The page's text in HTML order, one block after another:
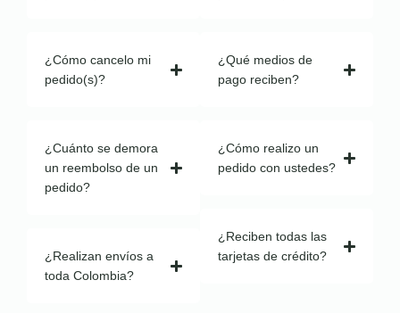
¿Cómo cancelo mi
pedido(s)?
¿Cuánto se demora
un reembolso de un
pedido?
¿Realizan envíos a
toda Colombia?
¿Qué medios de
pago reciben?
¿Cómo realizo un
pedido con ustedes?
¿Reciben todas las
tarjetas de crédito?